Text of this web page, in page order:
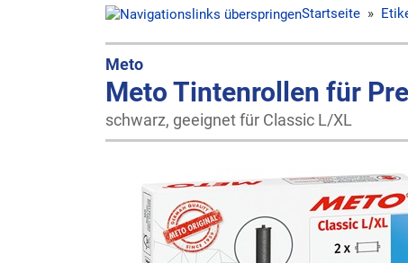
Startseite »
Meto
Meto Tintenrollen für
schwarz, geeignet für Classic L/XL